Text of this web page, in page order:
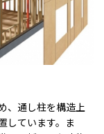
、通し柱を構造上
しています。ま